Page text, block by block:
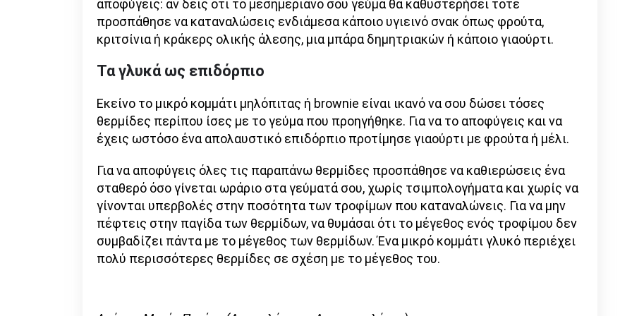
αποφύγεις: αν δεις ότι το μεσημεριανό σου γεύμα θα καθυστερήσει τότε
προσπάθησε να καταναλώσεις ενδιάμεσα κάποιο υγιεινό σνακ όπως φρούτα,
κριτσίνια ή κράκερς ολικής άλεσης, μια μπάρα δημητριακών ή κάποιο γιαούρτι.
Τα γλυκά ως επιδόρπιο
Εκείνο το μικρό κομμάτι μηλόπιτας ή brownie είναι ικανό να σου δώσει τόσες
θερμίδες περίπου ίσες με το γεύμα που προηγήθηκε. Για να το αποφύγεις και να
έχεις ωστόσο ένα απολαυστικό επιδόρπιο προτίμησε γιαούρτι με φρούτα ή μέλι.
Για να αποφύγεις όλες τις παραπάνω θερμίδες προσπάθησε να καθιερώσεις ένα
σταθερό όσο γίνεται ωράριο στα γεύματά σου, χωρίς τσιμπολογήματα και χωρίς να
γίνονται υπερβολές στην ποσότητα των τροφίμων που καταναλώνεις. Για να μην
πέφτεις στην παγίδα των θερμίδων, να θυμάσαι ότι το μέγεθος ενός τροφίμου δεν
συμβαδίζει πάντα με το μέγεθος των θερμίδων. Ένα μικρό κομμάτι γλυκό περιέχει
πολύ περισσότερες θερμίδες σε σχέση με το μέγεθος του.